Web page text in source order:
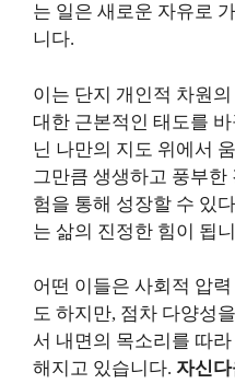
는 일은 새로운 자유로
니다.
이는 단지 개인적 차원
대한 근본적인 태도를
닌 나만의 지도 위에서
그만큼 생생하고 풍부한
험을 통해 성장할 수 있
는 삶의 진정한 힘이 됩
어떤 이들은 사회적 압
도 하지만, 점차 다양성
서 내면의 목소리를 따
해지고 있습니다. 자신